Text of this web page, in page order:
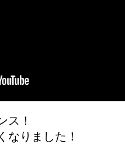
ス！
なりました！